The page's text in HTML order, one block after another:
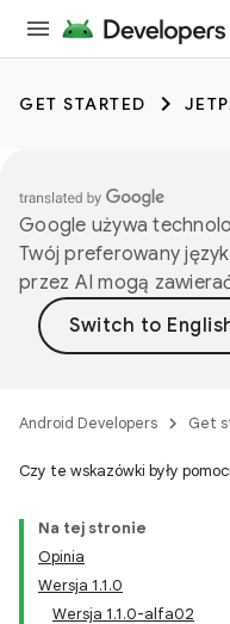
GET STARTED
Google używa
Twój preferowany
przez AI mogą
Android Developers Get
Czy te wskazówki były
Na tej stronie
Opinia
Wersja 1.1.0
Wersja 1.1.0-alfa02